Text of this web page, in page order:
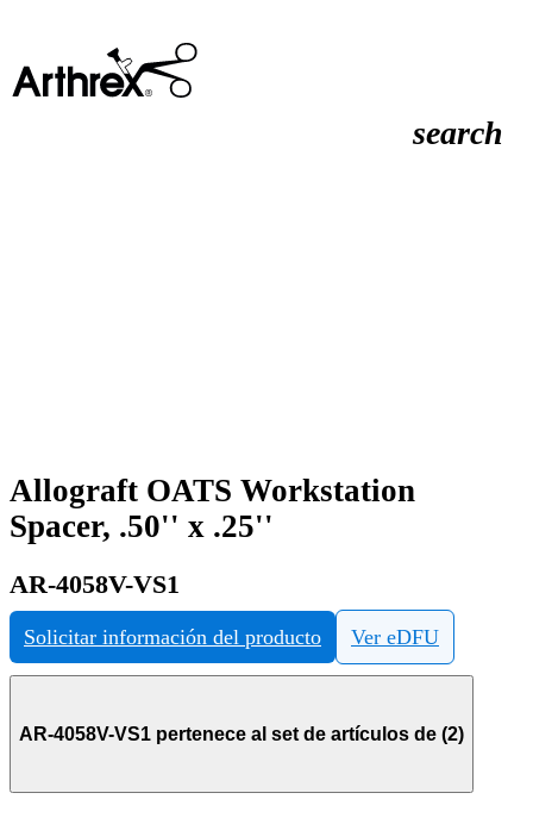
search
Allograft OATS Workstation
Spacer, .50'' x .25''
AR-4058V-VS1
Solicitar información del producto Ver eDFU
AR-4058V-VS1 pertenece al set de artículos de (2)